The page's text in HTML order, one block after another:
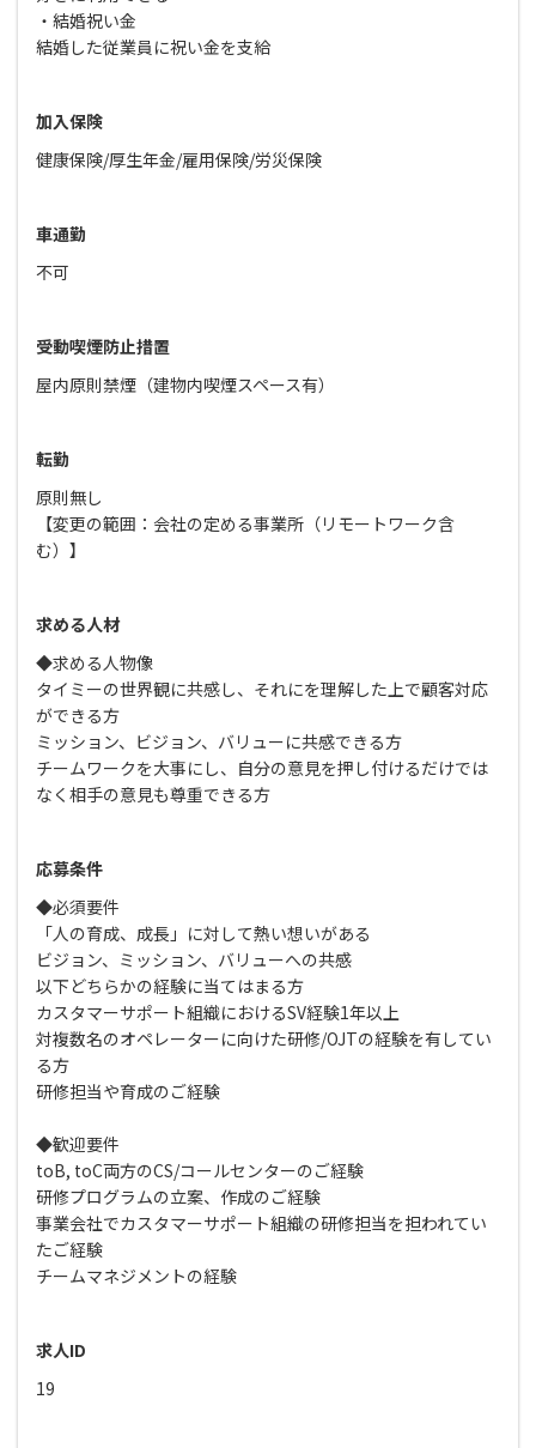
・結婚祝い金
結婚した従業員に祝い金を支給
加入保険
健康保険/厚生年金/雇用保険/労災保険
車通勤
不可
受動喫煙防止措置
屋内原則禁煙（建物内喫煙スペース有）
転勤
原則無し
【変更の範囲：会社の定める事業所（リモートワーク含
む）】
求める人材
◆求める人物像
タイミーの世界観に共感し、それにを理解した上で顧客対応
ができる方
ミッション、ビジョン、バリューに共感できる方
チームワークを大事にし、自分の意見を押し付けるだけでは
なく相手の意見も尊重できる方
応募条件
◆必須要件
「人の育成、成長」に対して熱い想いがある
ビジョン、ミッション、バリューへの共感
以下どちらかの経験に当てはまる方
カスタマーサポート組織におけるSV経験1年以上
対複数名のオペレーターに向けた研修/OJTの経験を有してい
る方
研修担当や育成のご経験
◆歓迎要件
toB, toC両方のCS/コールセンターのご経験
研修プログラムの立案、作成のご経験
事業会社でカスタマーサポート組織の研修担当を担われてい
たご経験
チームマネジメントの経験
求人ID
19